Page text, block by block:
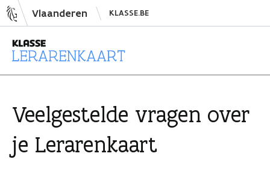
N
a
Vlaanderen KLASSE.BE
a
Veelgestelde vragen over
je Leraren­kaart